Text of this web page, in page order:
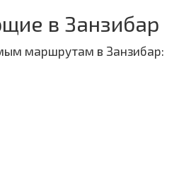
в Занзибар
маршрутам в Занзибар: